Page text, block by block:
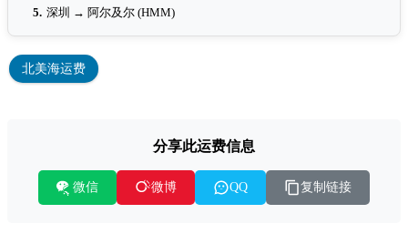
5. 深圳 → 阿尔及尔 (HMM)
北美海运费
分享此运费信息
微信 微博 QQ 复制链接